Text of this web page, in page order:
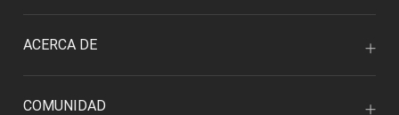
ACERCA DE
COMUNIDAD